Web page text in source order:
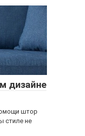
дизайне
штор
стиле не